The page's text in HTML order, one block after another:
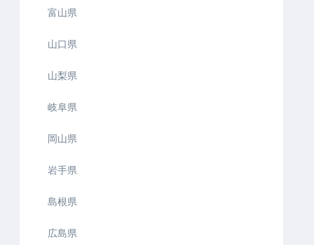
富山県
山口県
山梨県
岐阜県
岡山県
岩手県
島根県
広島県